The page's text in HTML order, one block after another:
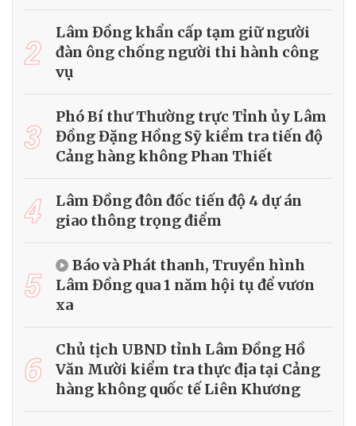
2
Lâm Đồng khẩn cấp tạm giữ người
đàn ông chống người thi hành công
vụ
3
Phó Bí thư Thường trực Tỉnh ủy Lâm
Đồng Đặng Hồng Sỹ kiểm tra tiến độ
Cảng hàng không Phan Thiết
4
Lâm Đồng đôn đốc tiến độ 4 dự án
giao thông trọng điểm
5
Báo và Phát thanh, Truyền hình
Lâm Đồng qua 1 năm hội tụ để vươn
xa
6
Chủ tịch UBND tỉnh Lâm Đồng Hồ
Văn Mười kiểm tra thực địa tại Cảng
hàng không quốc tế Liên Khương